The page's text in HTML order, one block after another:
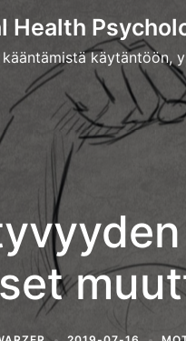
Health
kääntämistä käytäntöön,